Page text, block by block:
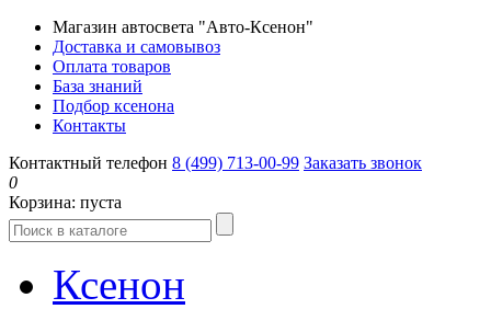
Магазин автосвета "Авто-Ксенон"
Доставка и самовывоз
Оплата товаров
База знаний
Подбор ксенона
Контакты
Контактный телефон 8 (499) 713-00-99 Заказать звонок
0
Корзина: пуста
Ксенон